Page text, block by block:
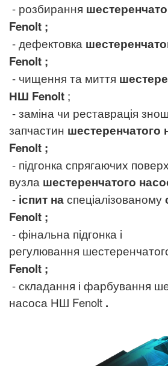
- розбирання
Fenolt ;
- дефектовка
Fenolt ;
- чищення та миття
НШ Fenolt ;
- заміна чи реставрація
запчастин
Fenolt ;
- підгонка спрягаючих
вузла шестеренчатого
- іспит наспеціалізованому
Fenolt ;
- фінальна підгонка і
регулювання
Fenolt ;
- складання і фарбування
насоса НШ Fenolt .